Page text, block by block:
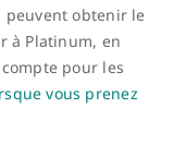
peuvent obtenir le
à Platinum, en
pour les
vous prenez